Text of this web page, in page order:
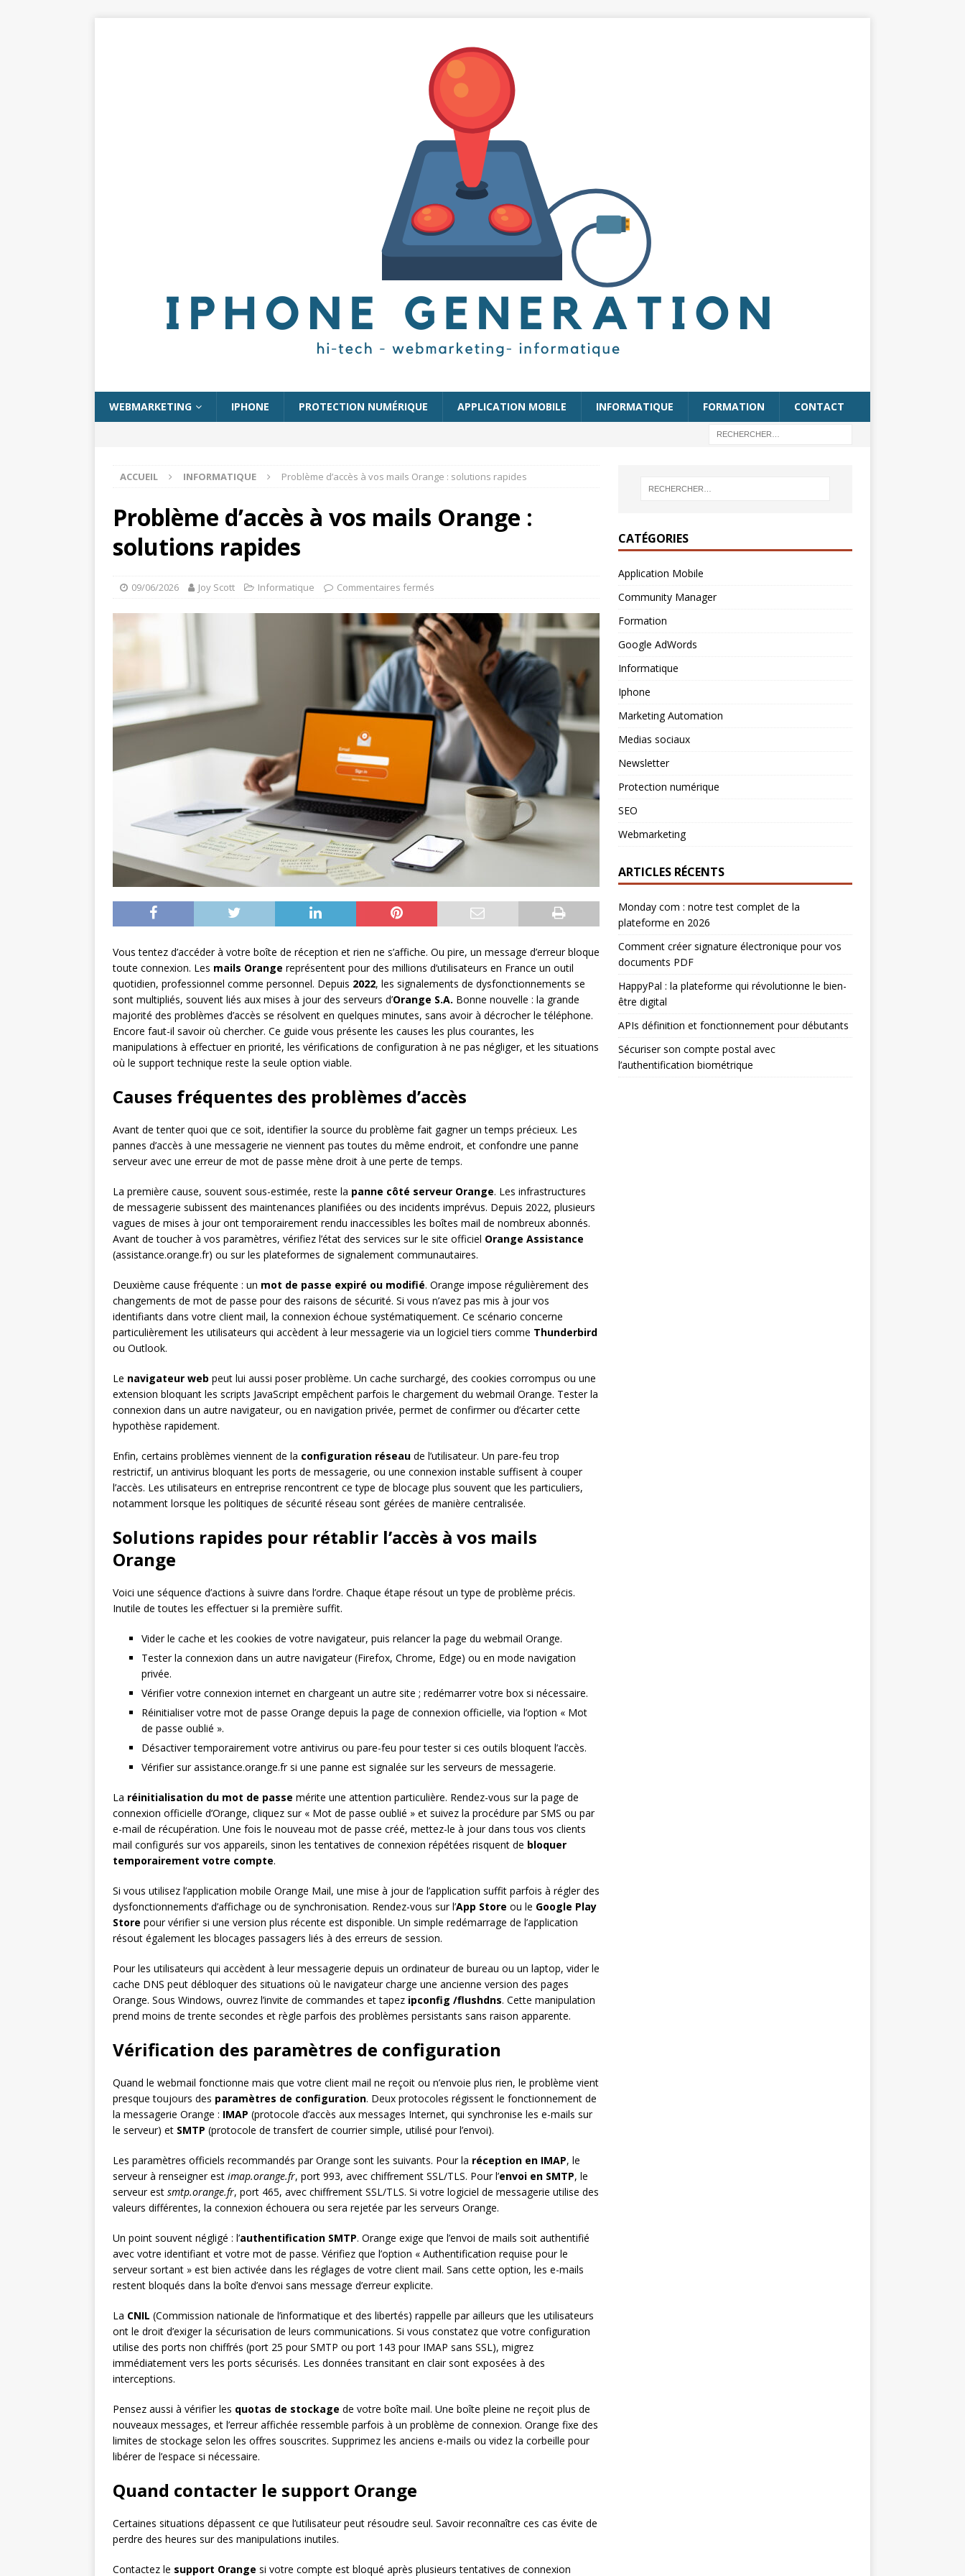
WEBMARKETING IPHONE PROTECTION NUMÉRIQUE APPLICATION MOBILE INFORMATIQUE FORMATION CONTACT
ACCUEIL INFORMATIQUE Problème d’accès à vos mails Orange : solutions rapides
Problème d’accès à vos mails Orange :
solutions rapides
09/06/2026 Joy Scott Informatique Commentaires fermés
Vous tentez d’accéder à votre boîte de réception et rien ne s’affiche. Ou pire, un message d’erreur bloque
toute connexion. Les mails Orange représentent pour des millions d’utilisateurs en France un outil
quotidien, professionnel comme personnel. Depuis 2022, les signalements de dysfonctionnements se
sont multipliés, souvent liés aux mises à jour des serveurs d’Orange S.A. Bonne nouvelle : la grande
majorité des problèmes d’accès se résolvent en quelques minutes, sans avoir à décrocher le téléphone.
Encore faut-il savoir où chercher. Ce guide vous présente les causes les plus courantes, les
manipulations à effectuer en priorité, les vérifications de configuration à ne pas négliger, et les situations
où le support technique reste la seule option viable.
Causes fréquentes des problèmes d’accès
Avant de tenter quoi que ce soit, identifier la source du problème fait gagner un temps précieux. Les
pannes d’accès à une messagerie ne viennent pas toutes du même endroit, et confondre une panne
serveur avec une erreur de mot de passe mène droit à une perte de temps.
La première cause, souvent sous-estimée, reste la panne côté serveur Orange. Les infrastructures
de messagerie subissent des maintenances planifiées ou des incidents imprévus. Depuis 2022, plusieurs
vagues de mises à jour ont temporairement rendu inaccessibles les boîtes mail de nombreux abonnés.
Avant de toucher à vos paramètres, vérifiez l’état des services sur le site officiel Orange Assistance
(assistance.orange.fr) ou sur les plateformes de signalement communautaires.
Deuxième cause fréquente : un mot de passe expiré ou modifié. Orange impose régulièrement des
changements de mot de passe pour des raisons de sécurité. Si vous n’avez pas mis à jour vos
identifiants dans votre client mail, la connexion échoue systématiquement. Ce scénario concerne
particulièrement les utilisateurs qui accèdent à leur messagerie via un logiciel tiers comme Thunderbird
ou Outlook.
Le navigateur web peut lui aussi poser problème. Un cache surchargé, des cookies corrompus ou une
extension bloquant les scripts JavaScript empêchent parfois le chargement du webmail Orange. Tester la
connexion dans un autre navigateur, ou en navigation privée, permet de confirmer ou d’écarter cette
hypothèse rapidement.
Enfin, certains problèmes viennent de la configuration réseau de l’utilisateur. Un pare-feu trop
restrictif, un antivirus bloquant les ports de messagerie, ou une connexion instable suffisent à couper
l’accès. Les utilisateurs en entreprise rencontrent ce type de blocage plus souvent que les particuliers,
notamment lorsque les politiques de sécurité réseau sont gérées de manière centralisée.
Solutions rapides pour rétablir l’accès à vos mails
Orange
Voici une séquence d’actions à suivre dans l’ordre. Chaque étape résout un type de problème précis.
Inutile de toutes les effectuer si la première suffit.
Vider le cache et les cookies de votre navigateur, puis relancer la page du webmail Orange.
Tester la connexion dans un autre navigateur (Firefox, Chrome, Edge) ou en mode navigation
privée.
Vérifier votre connexion internet en chargeant un autre site ; redémarrer votre box si nécessaire.
Réinitialiser votre mot de passe Orange depuis la page de connexion officielle, via l’option « Mot
de passe oublié ».
Désactiver temporairement votre antivirus ou pare-feu pour tester si ces outils bloquent l’accès.
Vérifier sur assistance.orange.fr si une panne est signalée sur les serveurs de messagerie.
La réinitialisation du mot de passe mérite une attention particulière. Rendez-vous sur la page de
connexion officielle d’Orange, cliquez sur « Mot de passe oublié » et suivez la procédure par SMS ou par
e-mail de récupération. Une fois le nouveau mot de passe créé, mettez-le à jour dans tous vos clients
mail configurés sur vos appareils, sinon les tentatives de connexion répétées risquent de bloquer
temporairement votre compte.
Si vous utilisez l’application mobile Orange Mail, une mise à jour de l’application suffit parfois à régler des
dysfonctionnements d’affichage ou de synchronisation. Rendez-vous sur l’App Store ou le Google Play
Store pour vérifier si une version plus récente est disponible. Un simple redémarrage de l’application
résout également les blocages passagers liés à des erreurs de session.
Pour les utilisateurs qui accèdent à leur messagerie depuis un ordinateur de bureau ou un laptop, vider le
cache DNS peut débloquer des situations où le navigateur charge une ancienne version des pages
Orange. Sous Windows, ouvrez l’invite de commandes et tapez ipconfig /flushdns. Cette manipulation
prend moins de trente secondes et règle parfois des problèmes persistants sans raison apparente.
Vérification des paramètres de configuration
Quand le webmail fonctionne mais que votre client mail ne reçoit ou n’envoie plus rien, le problème vient
presque toujours des paramètres de configuration. Deux protocoles régissent le fonctionnement de
la messagerie Orange : IMAP (protocole d’accès aux messages Internet, qui synchronise les e-mails sur
le serveur) et SMTP (protocole de transfert de courrier simple, utilisé pour l’envoi).
Les paramètres officiels recommandés par Orange sont les suivants. Pour la réception en IMAP, le
serveur à renseigner est imap.orange.fr, port 993, avec chiffrement SSL/TLS. Pour l’envoi en SMTP, le
serveur est smtp.orange.fr, port 465, avec chiffrement SSL/TLS. Si votre logiciel de messagerie utilise des
valeurs différentes, la connexion échouera ou sera rejetée par les serveurs Orange.
Un point souvent négligé : l’authentification SMTP. Orange exige que l’envoi de mails soit authentifié
avec votre identifiant et votre mot de passe. Vérifiez que l’option « Authentification requise pour le
serveur sortant » est bien activée dans les réglages de votre client mail. Sans cette option, les e-mails
restent bloqués dans la boîte d’envoi sans message d’erreur explicite.
La CNIL (Commission nationale de l’informatique et des libertés) rappelle par ailleurs que les utilisateurs
ont le droit d’exiger la sécurisation de leurs communications. Si vous constatez que votre configuration
utilise des ports non chiffrés (port 25 pour SMTP ou port 143 pour IMAP sans SSL), migrez
immédiatement vers les ports sécurisés. Les données transitant en clair sont exposées à des
interceptions.
Pensez aussi à vérifier les quotas de stockage de votre boîte mail. Une boîte pleine ne reçoit plus de
nouveaux messages, et l’erreur affichée ressemble parfois à un problème de connexion. Orange fixe des
limites de stockage selon les offres souscrites. Supprimez les anciens e-mails ou videz la corbeille pour
libérer de l’espace si nécessaire.
Quand contacter le support Orange
Certaines situations dépassent ce que l’utilisateur peut résoudre seul. Savoir reconnaître ces cas évite de
perdre des heures sur des manipulations inutiles.
Contactez le support Orange si votre compte est bloqué après plusieurs tentatives de connexion
CATÉGORIES
Application Mobile
Community Manager
Formation
Google AdWords
Informatique
Iphone
Marketing Automation
Medias sociaux
Newsletter
Protection numérique
SEO
Webmarketing
ARTICLES RÉCENTS
Monday com : notre test complet de la
plateforme en 2026
Comment créer signature électronique pour vos
documents PDF
HappyPal : la plateforme qui révolutionne le bien-
être digital
APIs définition et fonctionnement pour débutants
Sécuriser son compte postal avec
l’authentification biométrique